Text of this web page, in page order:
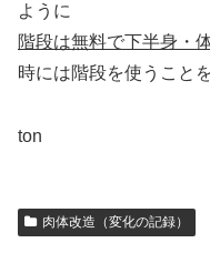
ように
階段は無料で下半身・
時には階段を使うこと
ton
肉体改造（変化の記録）